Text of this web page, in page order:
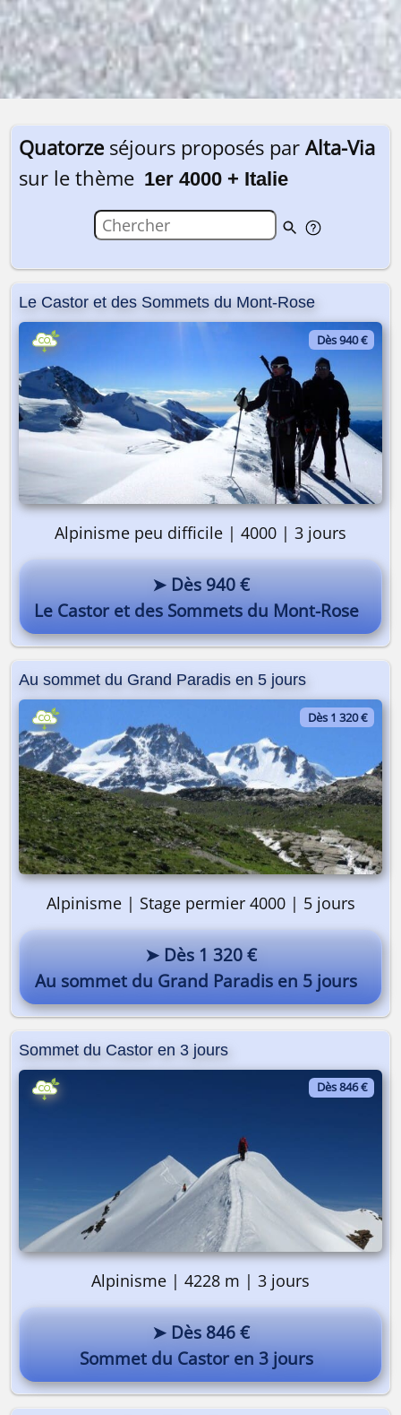
Quatorze séjours proposés par Alta-Via
sur le thème 1er 4000 + Italie
Le Castor et des Sommets du Mont-Rose
Dès 940 €
Alpinisme peu difficile | 4000 | 3 jours
➤ Dès 940 €
Le Castor et des Sommets du Mont-Rose
Au sommet du Grand Paradis en 5 jours
Dès 1 320 €
Alpinisme | Stage permier 4000 | 5 jours
➤ Dès 1 320 €
Au sommet du Grand Paradis en 5 jours
Sommet du Castor en 3 jours
Dès 846 €
Alpinisme | 4228 m | 3 jours
➤ Dès 846 €
Sommet du Castor en 3 jours